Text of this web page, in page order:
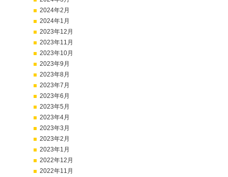
2024年2月
2024年1月
2023年12月
2023年11月
2023年10月
2023年9月
2023年8月
2023年7月
2023年6月
2023年5月
2023年4月
2023年3月
2023年2月
2023年1月
2022年12月
2022年11月